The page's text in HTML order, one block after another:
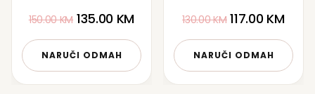
150.00KM 135.00 KM
NARUČI ODMAH
130.00KM 117.00 KM
NARUČI ODMAH